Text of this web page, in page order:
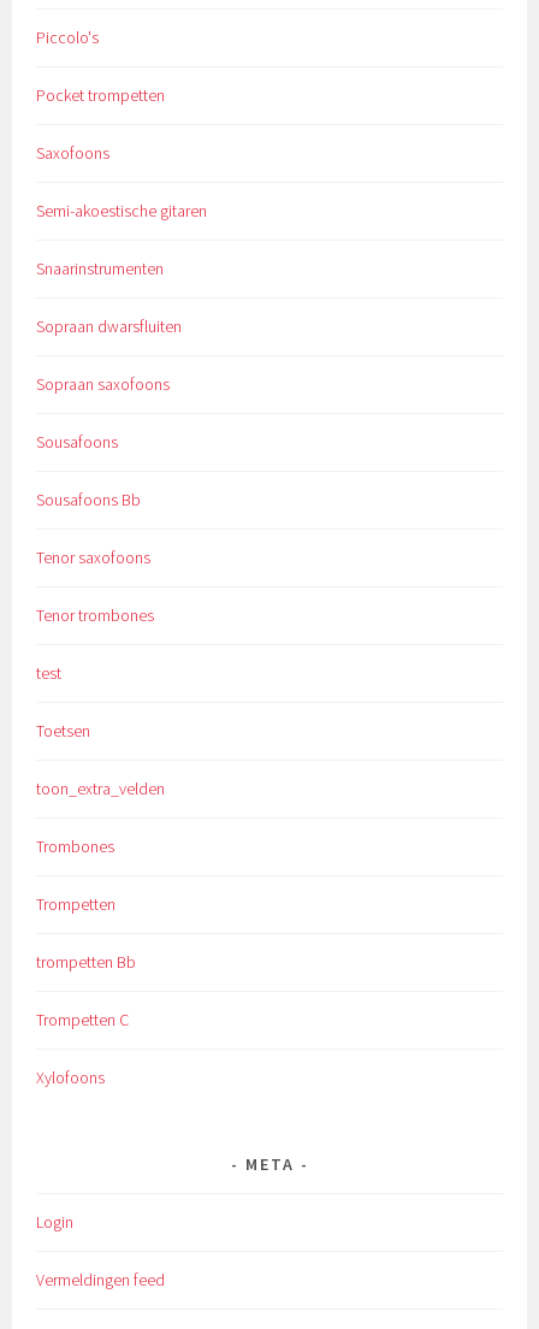
Piccolo's
Pocket trompetten
Saxofoons
Semi-akoestische gitaren
Snaarinstrumenten
Sopraan dwarsfluiten
Sopraan saxofoons
Sousafoons
Sousafoons Bb
Tenor saxofoons
Tenor trombones
test
Toetsen
toon_extra_velden
Trombones
Trompetten
trompetten Bb
Trompetten C
Xylofoons
META
Login
Vermeldingen feed